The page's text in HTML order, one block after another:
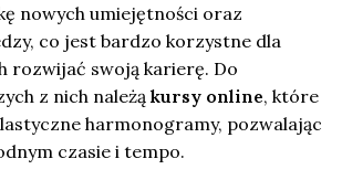
nowych umiejętności oraz
co jest bardzo korzystne dla
rozwijać swoją karierę. Do
z nich należą kursy online, które
harmonogramy, pozwalając
czasie i tempo.